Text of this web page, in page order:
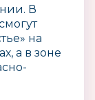
В
на
а в зоне